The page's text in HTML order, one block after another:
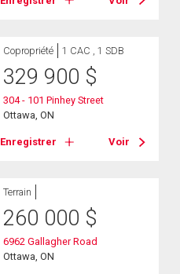
Copropriété 1 CAC , 1 SDB
329 900 $
304 - 101 Pinhey Street
Ottawa, ON
Enregistrer Voir
Terrain
260 000 $
6962 Gallagher Road
Ottawa, ON